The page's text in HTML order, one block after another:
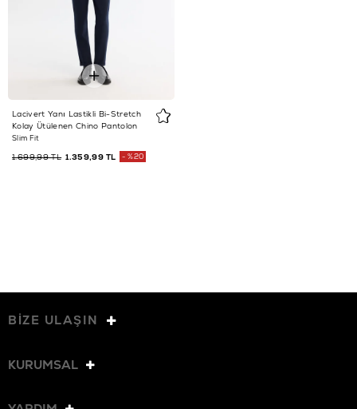
Lacivert Yanı Lastikli Bi-Stretch
Kolay Ütülenen Chino Pantolon
Slim Fit
1.359,99 TL
1.699,99 TL %20
BİZE ULAŞIN
KURUMSAL